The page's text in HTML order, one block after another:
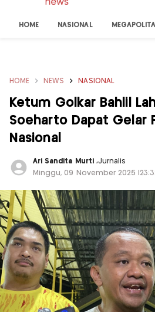
HOME NASIONAL
HOME NEWS NASIONAL
Ketum Golkar Bahlil
Soeharto Dapat Gelar
Nasional
Ari Sandita Murti ,Jurnalis
Minggu, 09 November 2025